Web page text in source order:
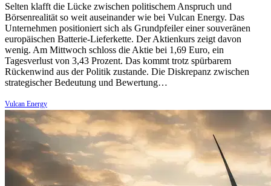
Selten klafft die Lücke zwischen politischem Anspruch und
Börsenrealität so weit auseinander wie bei Vulcan Energy. Das
Unternehmen positioniert sich als Grundpfeiler einer souveränen
europäischen Batterie-Lieferkette. Der Aktienkurs zeigt davon
wenig. Am Mittwoch schloss die Aktie bei 1,69 Euro, ein
Tagesverlust von 3,43 Prozent. Das kommt trotz spürbarem
Rückenwind aus der Politik zustande. Die Diskrepanz zwischen
strategischer Bedeutung und Bewertung…
Vulcan Energy